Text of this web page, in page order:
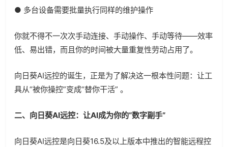
● 多台设备需要批量执行同样的维护操作
你就不得不一次次手动连接、手动操作、手动等待——效率
低、易出错，而且你的时间被大量重复性劳动占用了。
向日葵AI远控的诞生，正是为了解决这一根本性问题：让工
具从“被你操控”变成“替你干活” 。
二、向日葵AI远控：让AI成为你的“数字副手”
向日葵AI远控是向日葵16.5及以上版本中推出的智能远程控